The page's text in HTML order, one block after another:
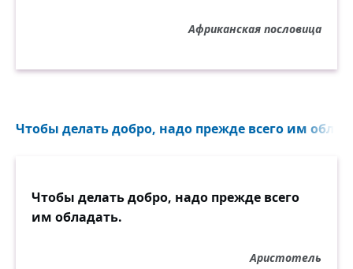
Встаёт заря, светла и горяча.
Россия начиналась не с меча,
Африканская пословица
Чтобы делать добро, надо прежде всего им
Чтобы делать добро, надо прежде всего
им обладать.
Аристотель